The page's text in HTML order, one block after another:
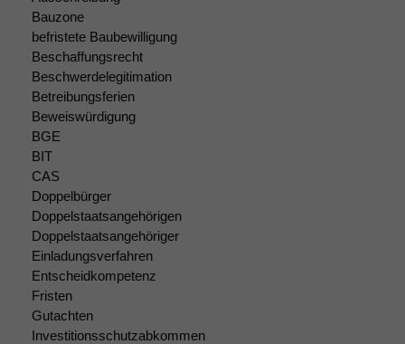
Bauzone
befristete Baubewilligung
Beschaffungsrecht
Beschwerdelegitimation
Betreibungsferien
Beweiswürdigung
BGE
BIT
CAS
Doppelbürger
Doppelstaatsangehörigen
Doppelstaatsangehöriger
Einladungsverfahren
Entscheidkompetenz
Fristen
Gutachten
Investitionsschutzabkommen